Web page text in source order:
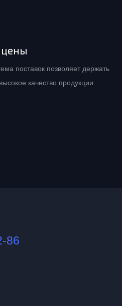
поставок позволяет держать
качество продукции.
86